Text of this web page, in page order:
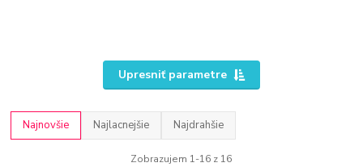
Upresniť parametre
Najnovšie Najlacnejšie Najdrahšie
Zobrazujem 1-16 z 16